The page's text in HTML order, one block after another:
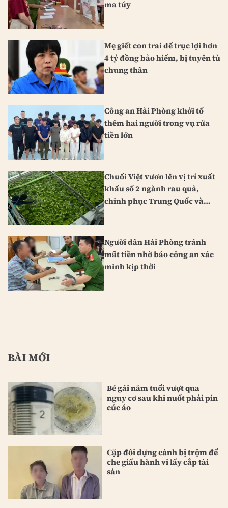
ma túy
Mẹ giết con trai để trục lợi hơn
4 tỷ đồng bảo hiểm, bị tuyên tù
chung thân
Công an Hải Phòng khởi tố
thêm hai người trong vụ rửa
tiền lớn
Chuối Việt vươn lên vị trí xuất
khẩu số 2 ngành rau quả,
chinh phục Trung Quốc và
Người dân Hải Phòng tránh
mất tiền nhờ báo công an xác
minh kịp thời
BÀI MỚI
Bé gái năm tuổi vượt qua
nguy cơ sau khi nuốt phải pin
cúc áo
Cặp đôi dựng cảnh bị trộm để
che giấu hành vi lấy cắp tài
sản